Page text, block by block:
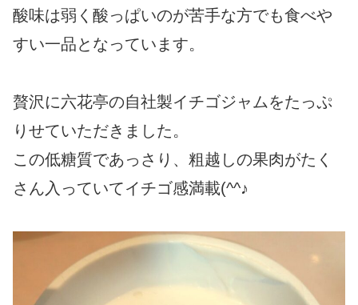
酸味は弱く酸っぱいのが苦手な方でも食べや
すい一品となっています。
贅沢に六花亭の自社製イチゴジャムをたっぷ
りせていただきました。
この低糖質であっさり、粗越しの果肉がたく
さん入っていてイチゴ感満載(^^♪